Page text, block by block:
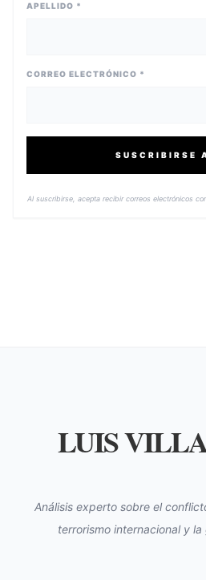
APELLIDO *
CORREO ELECTRÓNICO *
SUSCRIBIRSE
Al suscribirse, acepta recibir correos electrónicos
LUIS
Análisis experto sobre el
terrorismo internacional y